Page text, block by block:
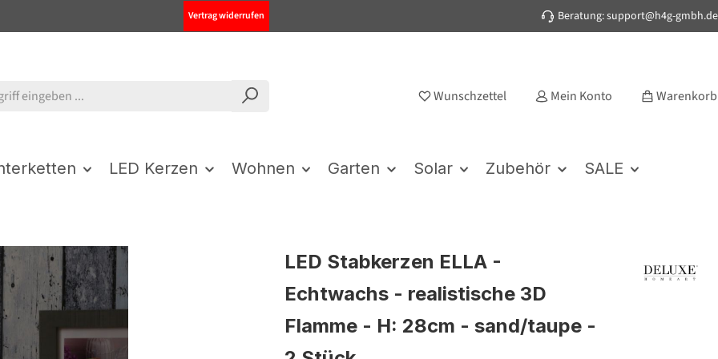
Vertrag widerrufen Beratung: support@h4g-gmbh.de
Wunschzettel Mein Konto Warenkorb
LED Kerzen Wohnen Garten Solar Zubehör SALE
LED Stabkerzen ELLA -
Echtwachs - realistische 3D
Flamme - H: 28cm - sand/taupe -